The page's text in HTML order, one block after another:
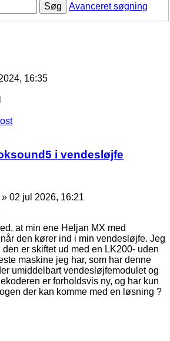
Søg
Avanceret søgning
16:35
i vendesløjfe
» 02 jul 2026, 16:21
at min ene Heljan MX med
den kører ind i min vendesløjfe. Jeg
er skiftet ud med en LK200- uden
maskine jeg har, som har denne
umiddelbart vendesløjfemodulet og
er forholdsvis ny, og har kun
der kan komme med en løsning ?